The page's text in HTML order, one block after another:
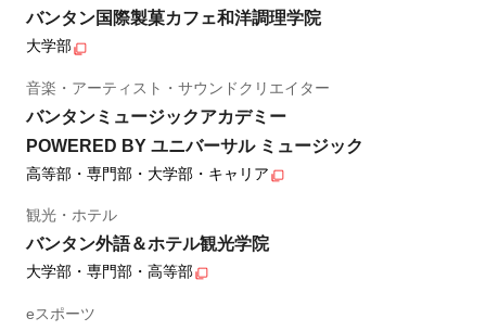
バンタン国際製菓カフェ和洋調理学院
大学部
音楽・アーティスト・サウンドクリエイター
バンタンミュージックアカデミー
POWERED BY ユニバーサル ミュージック
高等部・専門部・大学部・キャリア
観光・ホテル
バンタン外語＆ホテル観光学院
大学部・専門部・高等部
eスポーツ